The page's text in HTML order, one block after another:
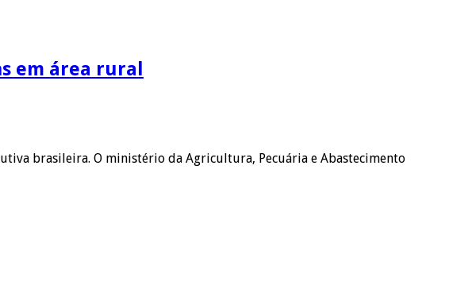
em área rural
brasileira. O ministério da Agricultura, Pecuária e Abastecimento